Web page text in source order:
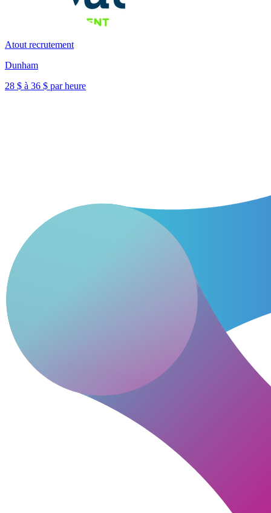
Atout recrutement
Dunham
28 $ à 36 $ par heure